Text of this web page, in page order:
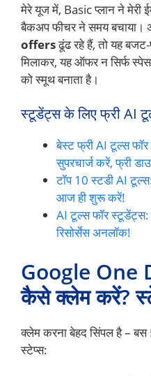
मेरे यूज में, Basic प्लान ने मेरी
बैकअप फीचर ने समय
offersढूंढ रहे हैं, तो यह
मिलाकर, यह ऑफर न सिर्फ
को स्मूथ बनाता है।
स्टूडेंट्स के लिए फ्री AI
बेस्ट फ्री AI टूल्स
सुपरचार्ज करें, फ्री
टॉप 10 स्टडी AI
आज ही शुरू करें!
AI टूल्स फॉर स्टूडेंट्स:
रिसोर्सेस अनलॉक!
Google One
कैसे क्लेम करें?
क्लेम करना बेहद सिंपल है –
स्टेप्स: